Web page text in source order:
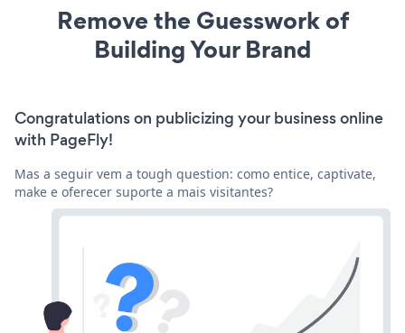
Remove the Guesswork of
Building Your Brand
Congratulations on publicizing your business online
with PageFly!
Mas a seguir vem a tough question: como entice, captivate,
make e oferecer suporte a mais visitantes?